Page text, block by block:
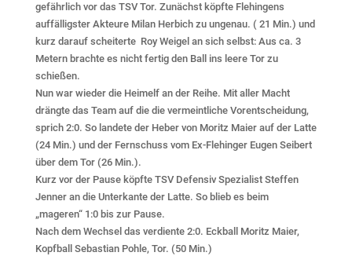
gefährlich vor das TSV Tor. Zunächst köpfte Flehingens
auffälligster Akteure Milan Herbich zu ungenau. ( 21 Min.) und
kurz darauf scheiterte Roy Weigel an sich selbst: Aus ca. 3
Metern brachte es nicht fertig den Ball ins leere Tor zu
schießen.
Nun war wieder die Heimelf an der Reihe. Mit aller Macht
drängte das Team auf die die vermeintliche Vorentscheidung,
sprich 2:0. So landete der Heber von Moritz Maier auf der Latte
(24 Min.) und der Fernschuss vom Ex-Flehinger Eugen Seibert
über dem Tor (26 Min.).
Kurz vor der Pause köpfte TSV Defensiv Spezialist Steffen
Jenner an die Unterkante der Latte. So blieb es beim
„mageren“ 1:0 bis zur Pause.
Nach dem Wechsel das verdiente 2:0. Eckball Moritz Maier,
Kopfball Sebastian Pohle, Tor. (50 Min.)